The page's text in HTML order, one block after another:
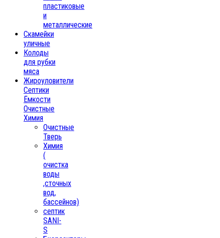
пластиковые
и
металлические
Скамейки
уличные
Колоды
для рубки
мяса
Жироуловители
Септики
Ёмкости
Очистные
Химия
Очистные
Тверь
Химия
(
очистка
воды
,сточных
вод,
бассейнов)
септик
SANI-
S